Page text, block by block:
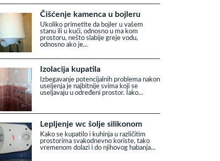
Čišćenje kamenca u bojleru
Ukoliko primetite da bojler u vašem
stanu ili u kući, odnosno u ma kom
prostoru, nešto slabije greje vodu,
odnosno ako je...
Izolacija kupatila
Izbegavanje potencijalnih problema nakon
useljenja je najbitnije svima koji se
useljavaju u određeni prostor. Iako...
Lepljenje wc šolje silikonom
Kako se kupatilo i kuhinja u različitim
prostorima svakodnevno koriste, tako
vremenom dolazi i do njihovog habanja...